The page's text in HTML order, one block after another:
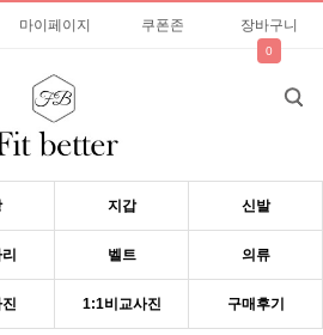
마이페이지 쿠폰존 장바구니
0
지갑 신발
벨트 의류
1:1비교사진 구매후기